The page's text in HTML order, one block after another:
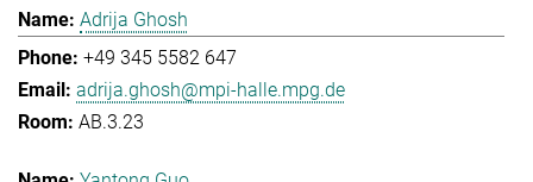
Adrija Ghosh
+49 345 5582 647
adrija.ghosh@mpi-halle.mpg.de
AB.3.23